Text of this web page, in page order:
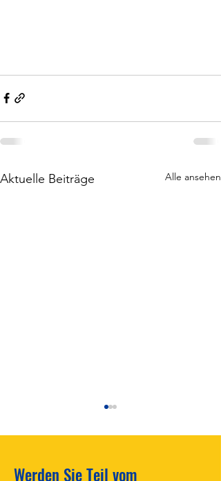
Aktuelle Beiträge Alle ansehen
Werden Sie Teil vom